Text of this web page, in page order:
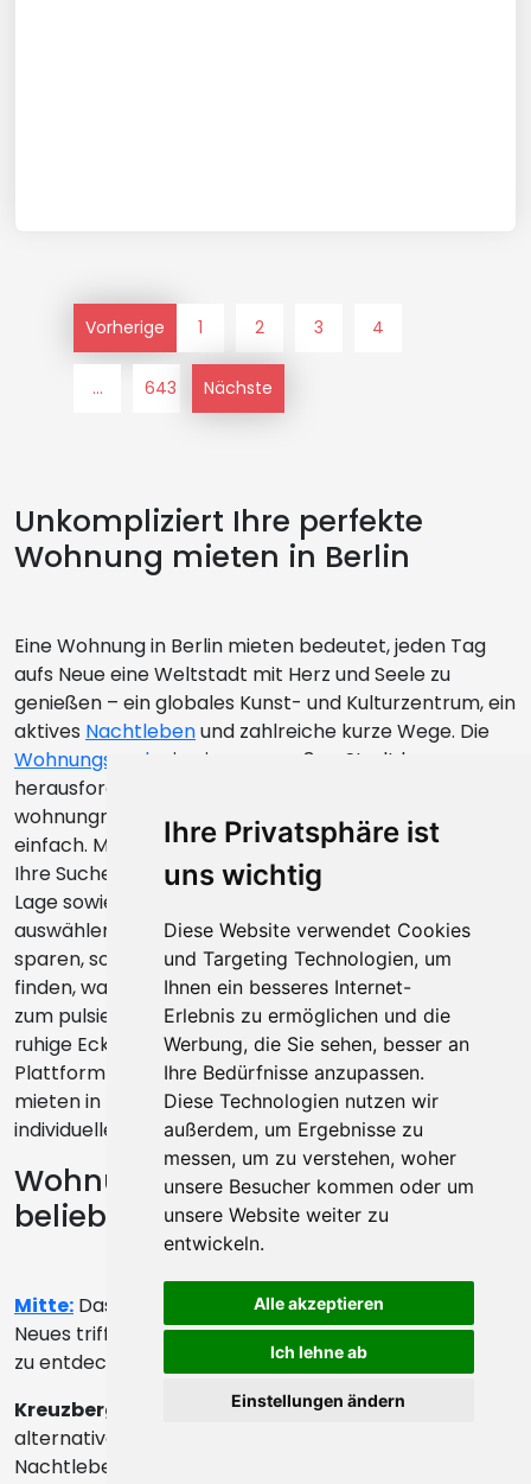
Ihre Privatsphäre ist
uns wichtig
Diese Website verwendet Cookies
und Targeting Technologien, um
Ihnen ein besseres Internet-
Erlebnis zu ermöglichen und die
Werbung, die Sie sehen, besser an
Ihre Bedürfnisse anzupassen.
Diese Technologien nutzen wir
außerdem, um Ergebnisse zu
messen, um zu verstehen, woher
unsere Besucher kommen oder um
unsere Website weiter zu
entwickeln.
Alle akzeptieren
Ich lehne ab
Einstellungen ändern
Vorherige 1 2 3 4
... 643 Nächste
Unkompliziert Ihre perfekte
Wohnung mieten in Berlin
Eine Wohnung in Berlin mieten bedeutet, jeden Tag
aufs Neue eine Weltstadt mit Herz und Seele zu
genießen – ein globales Kunst- und Kulturzentrum, ein
aktives Nachtlebenund zahlreiche kurze Wege. Die
Wohnungssuche
in einer so großen Stadt kann
herausfordernd sein, unsere Plattform
wohnungmietenberlin.de jedoch macht es Ihnen
einfach. Mit individuellen Filteroptionen können Sie
Ihre Suche verfeinern, indem Sie Preis, Größe und
Lage sowie weitere Ausstattungsmerkmale
auswählen. Dieser Service hilft Ihnen nicht nur, Zeit zu
sparen, sondern sorgt auch dafür, dass Sie genau das
finden, was zu Ihrem Lebensstil passt. Ob Sie die Nähe
zum pulsierenden Nachtleben suchen oder eine
ruhige Ecke mit gehobenem Stil bevorzugen, unsere
Plattform ist Ihr verlässlicher Partner. Eine Wohnung
mieten in Berlin können Sie somit passend zu Ihrem
individuellen Lifestyle wählen.
Wohnung mieten Berlin: Die
beliebtesten Stadtteile
Mitte: Das historische Herz der Stadt, wo Altes auf
Neues trifft. Ein Wohnort mitten im Leben, der einiges
zu entdecken bietet!
Kreuzberg:
Multikulturelles Flair, eine berühmte,
alternative Kunstszene und ein florierendes
Nachtleben machen Kreuzberg vor allem für junge